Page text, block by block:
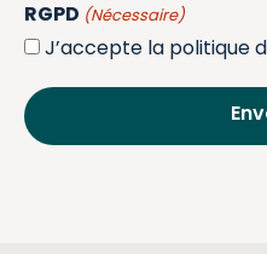
RGPD (Nécessaire)
J’accepte la politique